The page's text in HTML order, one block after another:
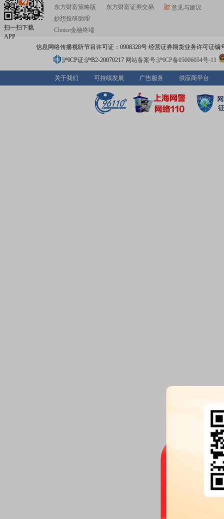
扫一扫下载
APP
东方财富策略版
妙想投研助理
Choice金融终端
东方财富证券交易
意见与建议
信息网络传播视听节目许可证：0908328号 经营证券期货业务许可证编
沪ICP证:沪B2-20070217 网站备案号:沪ICP备05006054号-11
关于我们 可持续发展 广告服务 供应商平台